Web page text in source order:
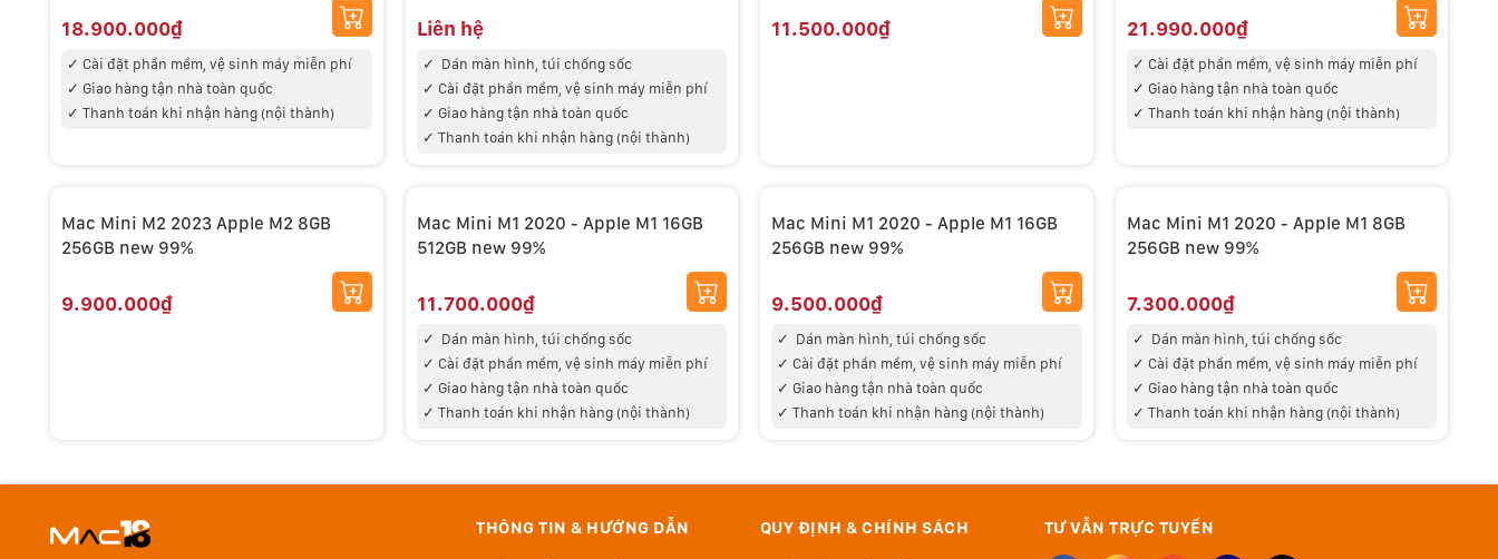
18.900.000₫
✓ Cài đặt phần mềm, vệ sinh máy miễn phí
✓ Giao hàng tận nhà toàn quốc
✓ Thanh toán khi nhận hàng (nội thành)
Liên hệ
✓ Dán màn hình, túi chống sốc
✓ Cài đặt phần mềm, vệ sinh máy miễn phí
✓ Giao hàng tận nhà toàn quốc
✓ Thanh toán khi nhận hàng (nội thành)
11.500.000₫ 21.990.000₫
✓ Cài đặt phần mềm, vệ sinh máy miễn phí
✓ Giao hàng tận nhà toàn quốc
✓ Thanh toán khi nhận hàng (nội thành)
Mac Mini M2 2023 Apple M2 8GB
256GB new 99%
9.900.000₫
Mac Mini M1 2020 - Apple M1 16GB
512GB new 99%
11.700.000₫
✓ Dán màn hình, túi chống sốc
✓ Cài đặt phần mềm, vệ sinh máy miễn phí
✓ Giao hàng tận nhà toàn quốc
✓ Thanh toán khi nhận hàng (nội thành)
Mac Mini M1 2020 - Apple M1 16GB
256GB new 99%
9.500.000₫
✓ Dán màn hình, túi chống sốc
✓ Cài đặt phần mềm, vệ sinh máy miễn phí
✓ Giao hàng tận nhà toàn quốc
✓ Thanh toán khi nhận hàng (nội thành)
Mac Mini M1 2020 - Apple M1 8GB
256GB new 99%
7.300.000₫
✓ Dán màn hình, túi chống sốc
✓ Cài đặt phần mềm, vệ sinh máy miễn phí
✓ Giao hàng tận nhà toàn quốc
✓ Thanh toán khi nhận hàng (nội thành)
THÔNG TIN & HƯỚNG DẪN QUY ĐỊNH & CHÍNH SÁCH TƯ VẪN TRỰC TUYẾN